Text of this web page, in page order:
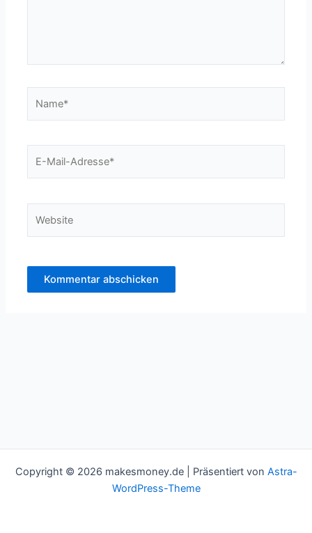
Mail-
Copyright © 2026 makesmoney.de | Präsentiert von Astra-
WordPress-Theme